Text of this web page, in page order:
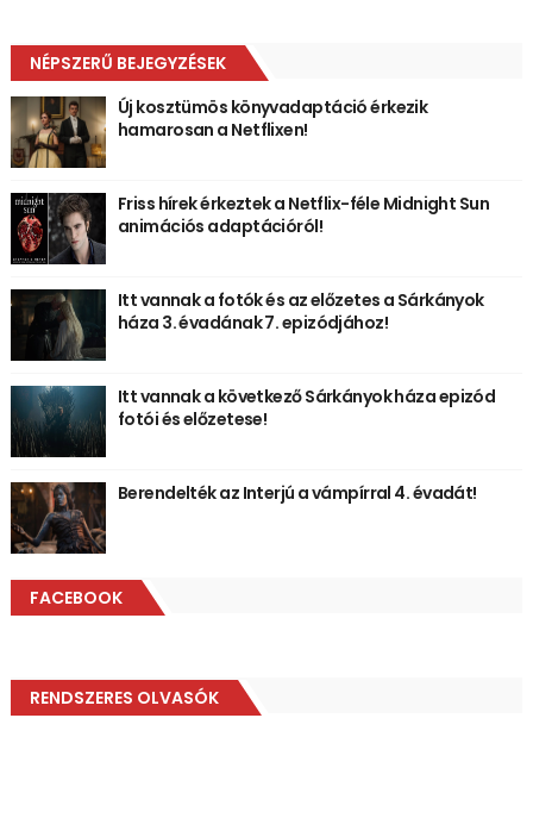
NÉPSZERŰ BEJEGYZÉSEK
Új kosztümös könyvadaptáció érkezik
hamarosan a Netflixen!
Friss hírek érkeztek a Netflix-féle Midnight Sun
animációs adaptációról!
Itt vannak a fotók és az előzetes a Sárkányok
háza 3. évadának 7. epizódjához!
Itt vannak a következő Sárkányok háza epizód
fotói és előzetese!
Berendelték az Interjú a vámpírral 4. évadát!
FACEBOOK
RENDSZERES OLVASÓK